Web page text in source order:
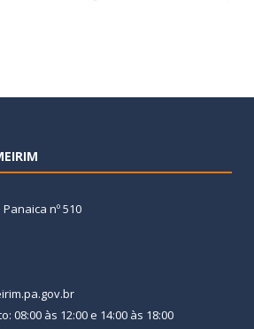
nº 510
08:00 às 12:00 e 14:00 às 18:00